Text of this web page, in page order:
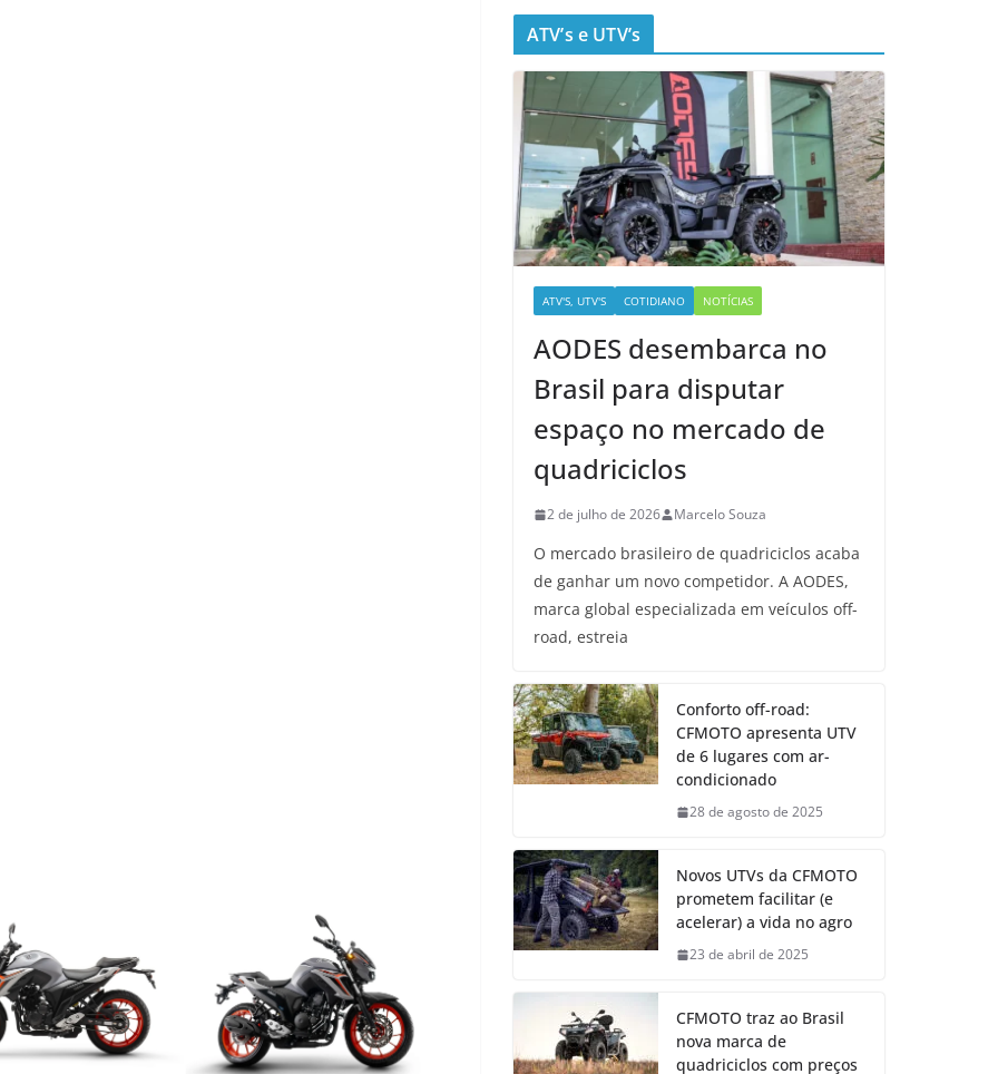
ATV’s e UTV’s
ATV'S, UTV'S COTIDIANO NOTÍCIAS
AODES desembarca no
Brasil para disputar
espaço no mercado de
quadriciclos
2 de julho de 2026 Marcelo Souza
O mercado brasileiro de quadriciclos acaba
de ganhar um novo competidor. A AODES,
marca global especializada em veículos off-
road, estreia
Conforto off-road:
CFMOTO apresenta UTV
de 6 lugares com ar-
condicionado
28 de agosto de 2025
Novos UTVs da CFMOTO
prometem facilitar (e
acelerar) a vida no agro
23 de abril de 2025
CFMOTO traz ao Brasil
nova marca de
quadriciclos com preços